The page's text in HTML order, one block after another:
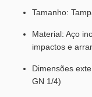
Tamanho:
Material: Aço
impactos e
Dimensões
GN 1/4)